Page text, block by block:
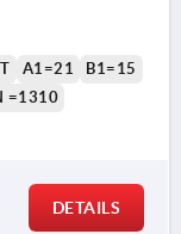
A1=21
B1=15
=1310
DETAILS